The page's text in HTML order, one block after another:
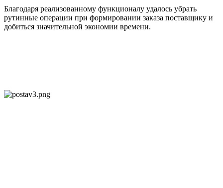
Благодаря реализованному функционалу удалось убрать
рутинные операции при формировании заказа поставщику и
добиться значительной экономии времени.